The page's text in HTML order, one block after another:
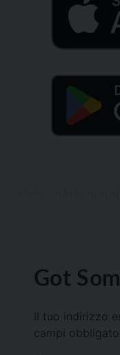
Got
Il tuo indirizzo
campi